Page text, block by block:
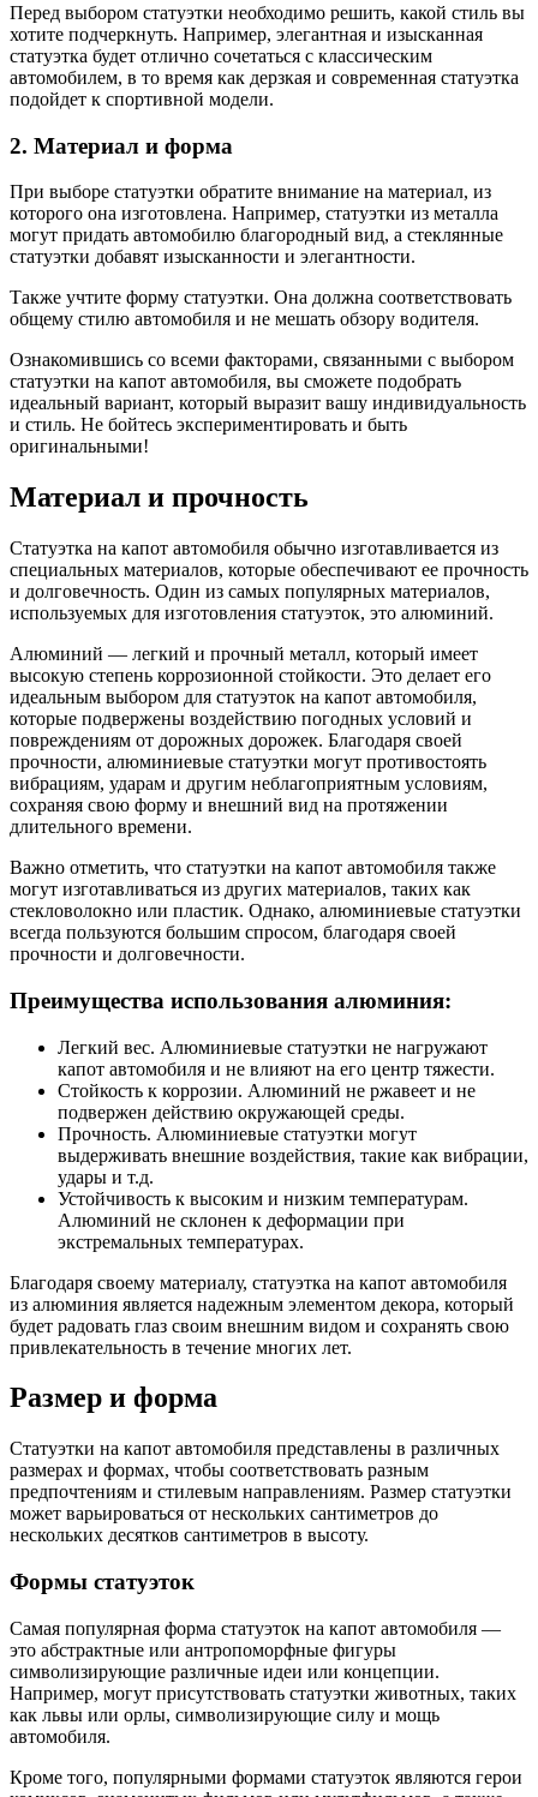
Перед выбором статуэтки необходимо решить, какой стиль вы
хотите подчеркнуть. Например, элегантная и изысканная
статуэтка будет отлично сочетаться с классическим
автомобилем, в то время как дерзкая и современная статуэтка
подойдет к спортивной модели.
2. Материал и форма
При выборе статуэтки обратите внимание на материал, из
которого она изготовлена. Например, статуэтки из металла
могут придать автомобилю благородный вид, а стеклянные
статуэтки добавят изысканности и элегантности.
Также учтите форму статуэтки. Она должна соответствовать
общему стилю автомобиля и не мешать обзору водителя.
Ознакомившись со всеми факторами, связанными с выбором
статуэтки на капот автомобиля, вы сможете подобрать
идеальный вариант, который выразит вашу индивидуальность
и стиль. Не бойтесь экспериментировать и быть
оригинальными!
Материал и прочность
Статуэтка на капот автомобиля обычно изготавливается из
специальных материалов, которые обеспечивают ее прочность
и долговечность. Один из самых популярных материалов,
используемых для изготовления статуэток, это алюминий.
Алюминий — легкий и прочный металл, который имеет
высокую степень коррозионной стойкости. Это делает его
идеальным выбором для статуэток на капот автомобиля,
которые подвержены воздействию погодных условий и
повреждениям от дорожных дорожек. Благодаря своей
прочности, алюминиевые статуэтки могут противостоять
вибрациям, ударам и другим неблагоприятным условиям,
сохраняя свою форму и внешний вид на протяжении
длительного времени.
Важно отметить, что статуэтки на капот автомобиля также
могут изготавливаться из других материалов, таких как
стекловолокно или пластик. Однако, алюминиевые статуэтки
всегда пользуются большим спросом, благодаря своей
прочности и долговечности.
Преимущества использования алюминия:
Легкий вес. Алюминиевые статуэтки не нагружают
капот автомобиля и не влияют на его центр тяжести.
Стойкость к коррозии. Алюминий не ржавеет и не
подвержен действию окружающей среды.
Прочность. Алюминиевые статуэтки могут
выдерживать внешние воздействия, такие как вибрации,
удары и т.д.
Устойчивость к высоким и низким температурам.
Алюминий не склонен к деформации при
экстремальных температурах.
Благодаря своему материалу, статуэтка на капот автомобиля
из алюминия является надежным элементом декора, который
будет радовать глаз своим внешним видом и сохранять свою
привлекательность в течение многих лет.
Размер и форма
Статуэтки на капот автомобиля представлены в различных
размерах и формах, чтобы соответствовать разным
предпочтениям и стилевым направлениям. Размер статуэтки
может варьироваться от нескольких сантиметров до
нескольких десятков сантиметров в высоту.
Формы статуэток
Самая популярная форма статуэток на капот автомобиля —
это абстрактные или антропоморфные фигуры
символизирующие различные идеи или концепции.
Например, могут присутствовать статуэтки животных, таких
как львы или орлы, символизирующие силу и мощь
автомобиля.
Кроме того, популярными формами статуэток являются герои